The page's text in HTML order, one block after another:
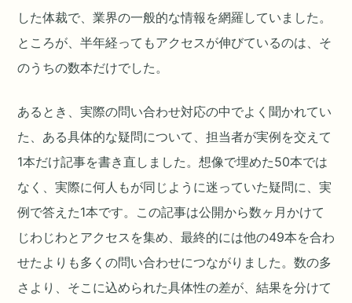
した体裁で、業界の一般的な情報を網羅していました。
ところが、半年経ってもアクセスが伸びているのは、そ
のうちの数本だけでした。
あるとき、実際の問い合わせ対応の中でよく聞かれてい
た、ある具体的な疑問について、担当者が実例を交えて
1本だけ記事を書き直しました。想像で埋めた50本では
なく、実際に何人もが同じように迷っていた疑問に、実
例で答えた1本です。この記事は公開から数ヶ月かけて
じわじわとアクセスを集め、最終的には他の49本を合わ
せたよりも多くの問い合わせにつながりました。数の多
さより、そこに込められた具体性の差が、結果を分けて